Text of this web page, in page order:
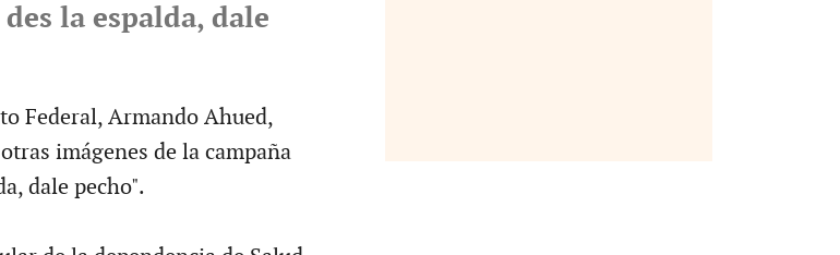
la espalda, dale
Federal, Armando Ahued,
imágenes de la campaña
dale pecho".